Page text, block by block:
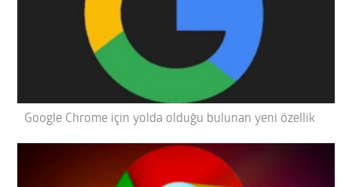
Google Chrome için yolda olduğu bulunan yeni özellik